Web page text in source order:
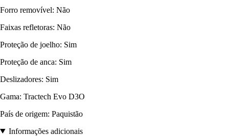
Forro removível: Não
Faixas refletoras: Não
Proteção de joelho: Sim
Proteção de anca: Sim
Deslizadores: Sim
Gama: Tractech Evo D3O
País de origem: Paquistão
Informações adicionais